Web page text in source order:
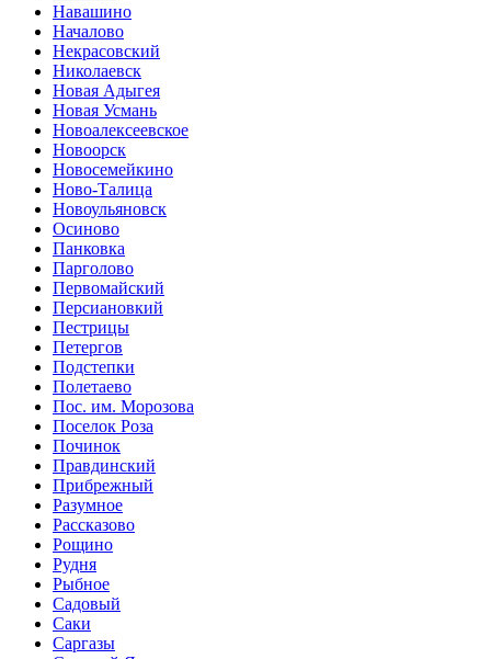
Навашино
Началово
Некрасовский
Николаевск
Новая Адыгея
Новая Усмань
Новоалексеевское
Новоорск
Новосемейкино
Ново-Талица
Новоульяновск
Осиново
Панковка
Парголово
Первомайский
Персиановкий
Пестрицы
Петергов
Подстепки
Полетаево
Пос. им. Морозова
Поселок Роза
Починок
Правдинский
Прибрежный
Разумное
Рассказово
Рощино
Рудня
Рыбное
Садовый
Саки
Саргазы